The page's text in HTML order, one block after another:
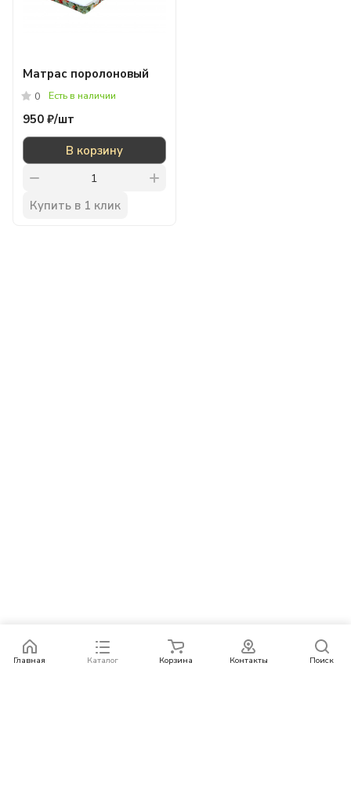
Матрас поролоновый
0 Есть в наличии
950 ₽/шт
В корзину
Купить в 1 клик
Главная Каталог Корзина Контакты Поиск